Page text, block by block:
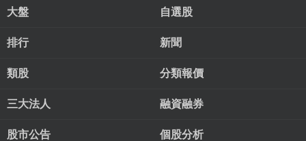
大盤 自選股
排行 新聞
類股 分類報價
三大法人 融資融券
股市公告 個股分析